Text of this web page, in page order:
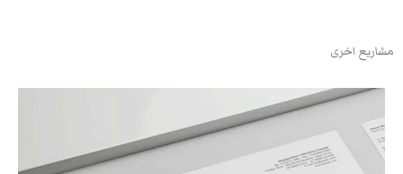
مشاريع اخرى